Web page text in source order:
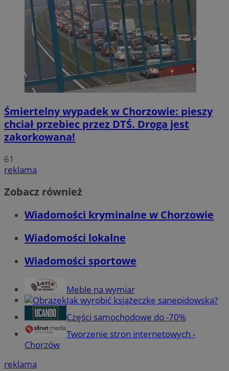
Śmiertelny wypadek w Chorzowie: pieszy
chciał przebiec przez DTŚ. Droga jest
zakorkowana!
61
reklama
Zobacz również
Wiadomości kryminalne w Chorzowie
Wiadomości lokalne
Wiadomości sportowe
Meble na wymiar
Jak wyrobić książeczkę sanepidowską?
Części samochodowe do -70%
Tworzenie stron internetowych -
Chorzów
reklama